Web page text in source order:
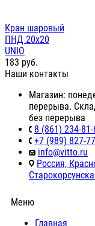
Кран шаровый
ПНД 20х20
UNIO
183 руб.
Наши контакты
Магазин:
перерыва.
без перерыва
8 (861) 234-
+7 (989) 827-
info@vitto.ru
Россия,
Меню
Главная